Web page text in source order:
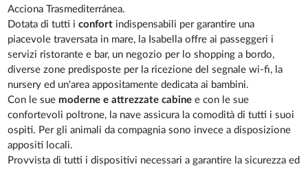
Acciona Trasmediterránea.
Dotata di tutti iconfort indispensabili per garantire una
piacevole traversata in mare, la Isabella offre ai passeggeri i
servizi ristorante e bar, un negozio per lo shopping a bordo,
diverse zone predisposte per la ricezione del segnale wi-fi, la
nursery ed un'area appositamente dedicata ai bambini.
Con le sue moderne e attrezzate cabine e con le sue
confortevoli poltrone, la nave assicura la comodità di tutti i suoi
ospiti. Per gli animali da compagnia sono invece a disposizione
appositi locali.
Provvista di tutti i dispositivi necessari a garantire la sicurezza ed